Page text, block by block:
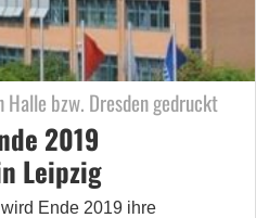
Halle bzw. Dresden gedruckt
2019
Leipzig
Ende 2019 ihre